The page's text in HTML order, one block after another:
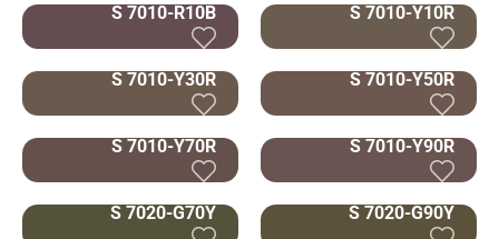
S 7010-R10B S 7010-Y10R
S 7010-Y30R S 7010-Y50R
S 7010-Y70R S 7010-Y90R
S 7020-G70Y S 7020-G90Y